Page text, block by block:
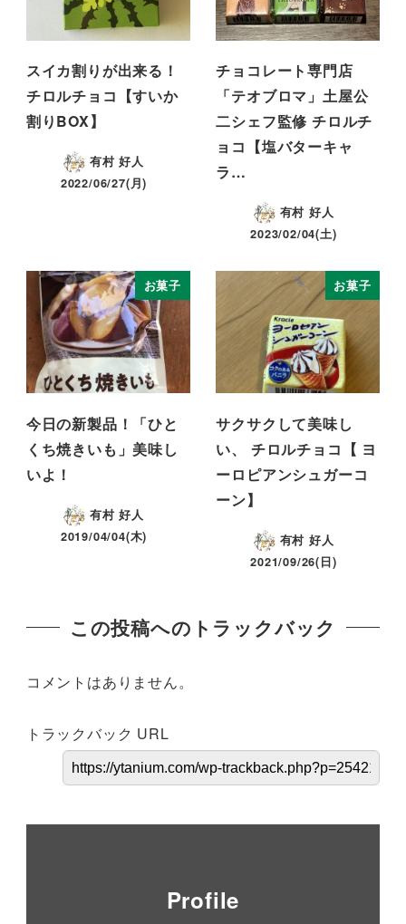
スイカ割りが出来る！
チロルチョコ【すいか
割りBOX】
有村 好人
2022/06/27(月)
チョコレート専門店
「テオブロマ」土屋公
二シェフ監修 チロルチ
ョコ【塩バターキャ
ラ…
有村 好人
2023/02/04(土)
お菓子
今日の新製品！「ひと
くち焼きいも」美味し
いよ！
有村 好人
2019/04/04(木)
お菓子
サクサクして美味し
い、 チロルチョコ【 ヨ
ーロピアンシュガーコ
ーン】
有村 好人
2021/09/26(日)
この投稿へのトラックバック
コメントはありません。
トラックバック URL
Profile